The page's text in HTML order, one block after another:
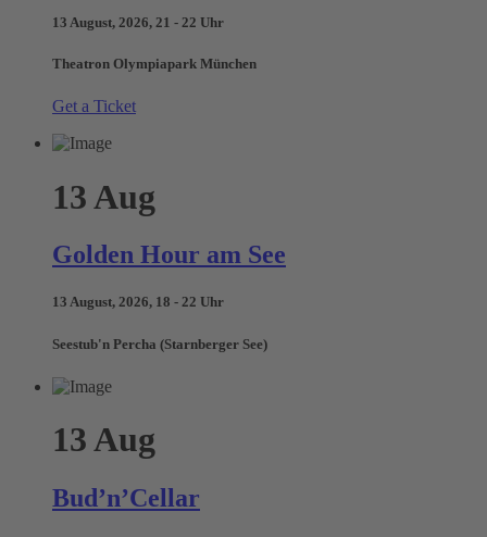
13 August, 2026, 21 - 22 Uhr
Theatron Olympiapark München
Get a Ticket
13 Aug
Golden Hour am See
13 August, 2026, 18 - 22 Uhr
Seestub'n Percha (Starnberger See)
13 Aug
Bud’n’Cellar